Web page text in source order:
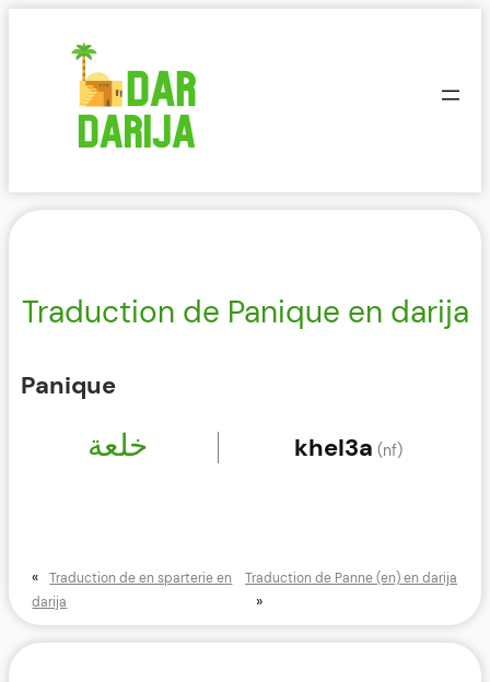
Traduction de Panique en darija
Panique
خلعة khel3a (nf)
«
Traduction de en sparterie en
darija
Traduction de Panne (en) en darija
»